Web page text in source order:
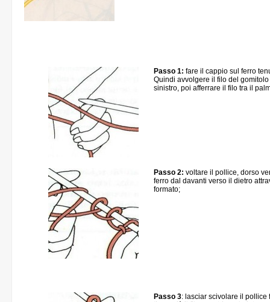
Passo 1: fare il cappio sul ferro
Quindi avvolgere il filo del
sinistro, poi afferrare il filo tra il
Passo 2: voltare il pollice, dorso
ferro dal davanti verso il dietro
formato;
Passo 3: lasciar scivolare il pollice